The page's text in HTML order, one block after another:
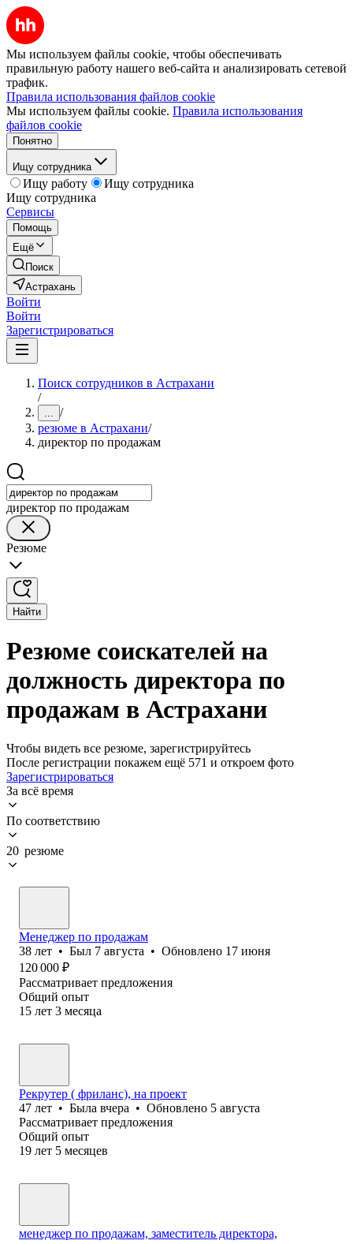
Мы используем файлы cookie, чтобы обеспечивать
правильную работу нашего веб-сайта и анализировать сетевой
трафик.
Правила использования файлов cookie
Мы используем файлы cookie. Правила использования
файлов cookie
Понятно
Ищу сотрудника
Ищу работу
Ищу сотрудника
Ищу сотрудника
Сервисы
Помощь
Ещё
Поиск
Астрахань
Войти
Войти
Зарегистрироваться
Поиск сотрудников в Астрахани
/
... /
резюме в Астрахани/
директор по продажам
директор по продажам
Резюме
Найти
Резюме соискателей на
должность директора по
продажам в Астрахани
Чтобы видеть все резюме, зарегистрируйтесь
После регистрации покажем ещё 571 и откроем фото
Зарегистрироваться
За всё время
По соответствию
20 резюме
Менеджер по продажам
38 лет • Был 7 августа • Обновлено 17 июня
120 000 ₽
Рассматривает предложения
Общий опыт
15 лет 3 месяца
Рекрутер ( фриланс), на проект
47 лет • Была вчера • Обновлено 5 августа
Рассматривает предложения
Общий опыт
19 лет 5 месяцев
менеджер по продажам, заместитель директора,